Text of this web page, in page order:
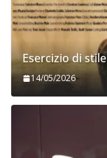
Esercizio di stile
14/05/2026